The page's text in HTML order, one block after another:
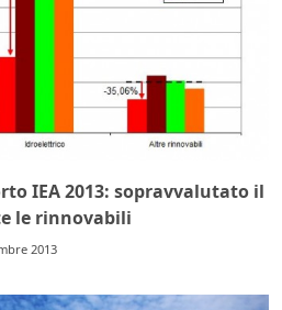
IEA 2013: sopravvalutato il
le rinnovabili
2013